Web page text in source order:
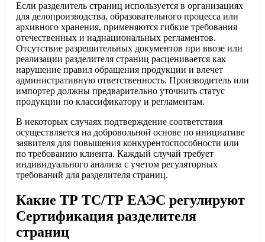
Если разделитель страниц используется в организациях
для делопроизводства, образовательного процесса или
архивного хранения, применяются гибкие требования
отечественных и наднациональных регламентов.
Отсутствие разрешительных документов при ввозе или
реализации разделителя страниц расценивается как
нарушение правил обращения продукции и влечет
административную ответственность. Производитель или
импортер должны предварительно уточнить статус
продукции по классификатору и регламентам.
В некоторых случаях подтверждение соответствия
осуществляется на добровольной основе по инициативе
заявителя для повышения конкурентоспособности или
по требованию клиента. Каждый случай требует
индивидуального анализа с учетом регуляторных
требований для разделителя страниц.
Какие ТР ТС/ТР ЕАЭС регулируют
Сертификация разделителя
страниц